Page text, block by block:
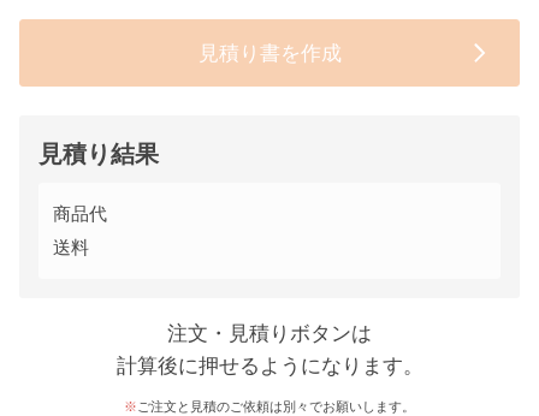
見積り書を作成
見積り結果
商品代
送料
注文・見積りボタンは
計算後に押せるようになります。
ご注文と見積のご依頼は別々でお願いします。